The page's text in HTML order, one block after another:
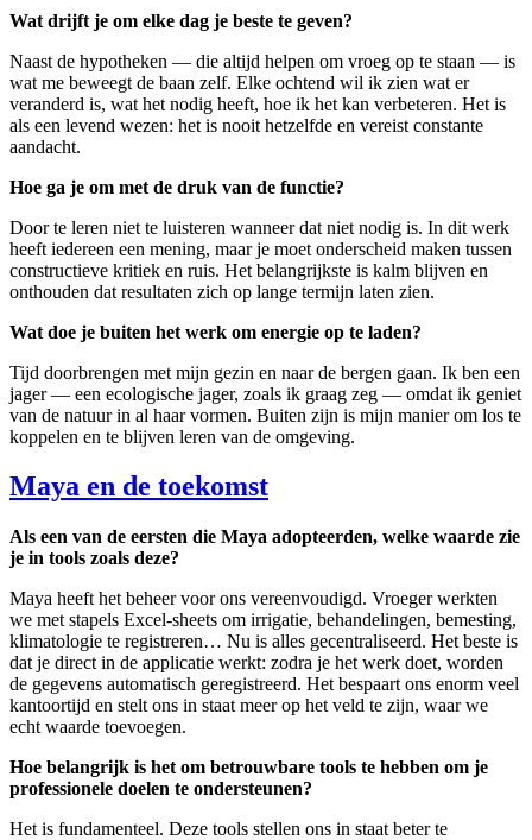
Wat drijft je om elke dag je beste te geven?
Naast de hypotheken — die altijd helpen om vroeg op te staan — is
wat me beweegt de baan zelf. Elke ochtend wil ik zien wat er
veranderd is, wat het nodig heeft, hoe ik het kan verbeteren. Het is
als een levend wezen: het is nooit hetzelfde en vereist constante
aandacht.
Hoe ga je om met de druk van de functie?
Door te leren niet te luisteren wanneer dat niet nodig is. In dit werk
heeft iedereen een mening, maar je moet onderscheid maken tussen
constructieve kritiek en ruis. Het belangrijkste is kalm blijven en
onthouden dat resultaten zich op lange termijn laten zien.
Wat doe je buiten het werk om energie op te laden?
Tijd doorbrengen met mijn gezin en naar de bergen gaan. Ik ben een
jager — een ecologische jager, zoals ik graag zeg — omdat ik geniet
van de natuur in al haar vormen. Buiten zijn is mijn manier om los te
koppelen en te blijven leren van de omgeving.
Maya en de toekomst
Als een van de eersten die Maya adopteerden, welke waarde zie
je in tools zoals deze?
Maya heeft het beheer voor ons vereenvoudigd. Vroeger werkten
we met stapels Excel-sheets om irrigatie, behandelingen, bemesting,
klimatologie te registreren… Nu is alles gecentraliseerd. Het beste is
dat je direct in de applicatie werkt: zodra je het werk doet, worden
de gegevens automatisch geregistreerd. Het bespaart ons enorm veel
kantoortijd en stelt ons in staat meer op het veld te zijn, waar we
echt waarde toevoegen.
Hoe belangrijk is het om betrouwbare tools te hebben om je
professionele doelen te ondersteunen?
Het is fundamenteel. Deze tools stellen ons in staat beter te